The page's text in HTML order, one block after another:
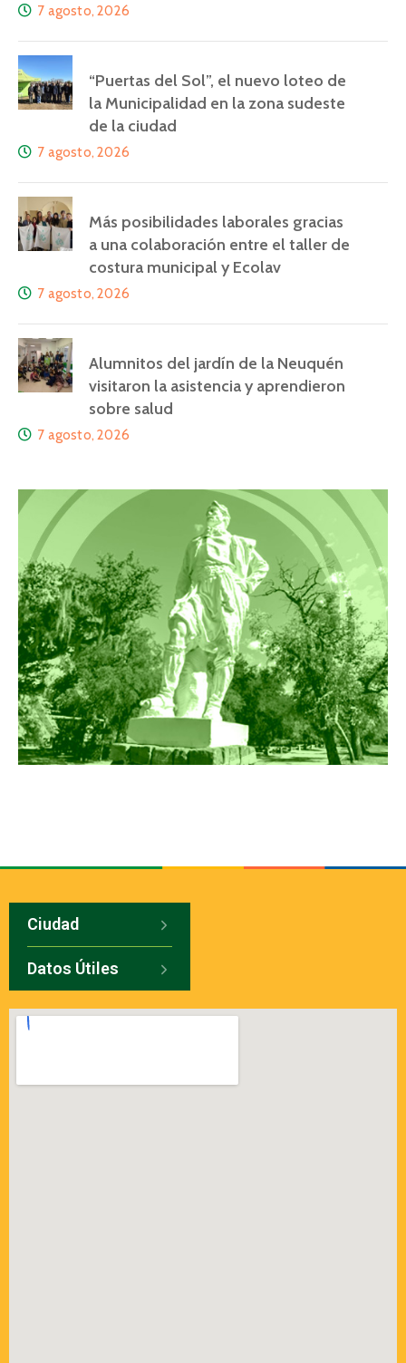
7 agosto, 2026
“Puertas del Sol”, el nuevo loteo de
la Municipalidad en la zona sudeste
de la ciudad
7 agosto, 2026
Más posibilidades laborales gracias
a una colaboración entre el taller de
costura municipal y Ecolav
7 agosto, 2026
Alumnitos del jardín de la Neuquén
visitaron la asistencia y aprendieron
sobre salud
7 agosto, 2026
Ciudad
Datos Útiles